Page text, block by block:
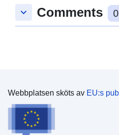
keyboard_arrow_down Comments 0
Webbplatsen sköts av EU:s